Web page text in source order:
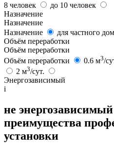
8 человек
до 10 человек
Назначение
Назначение
Назначение
для частного
Объём переработки
Объём переработки
Объём переработки
0.6 м3/
2 м3/сут.
Энергозависимый
i
не
преимущества
установки